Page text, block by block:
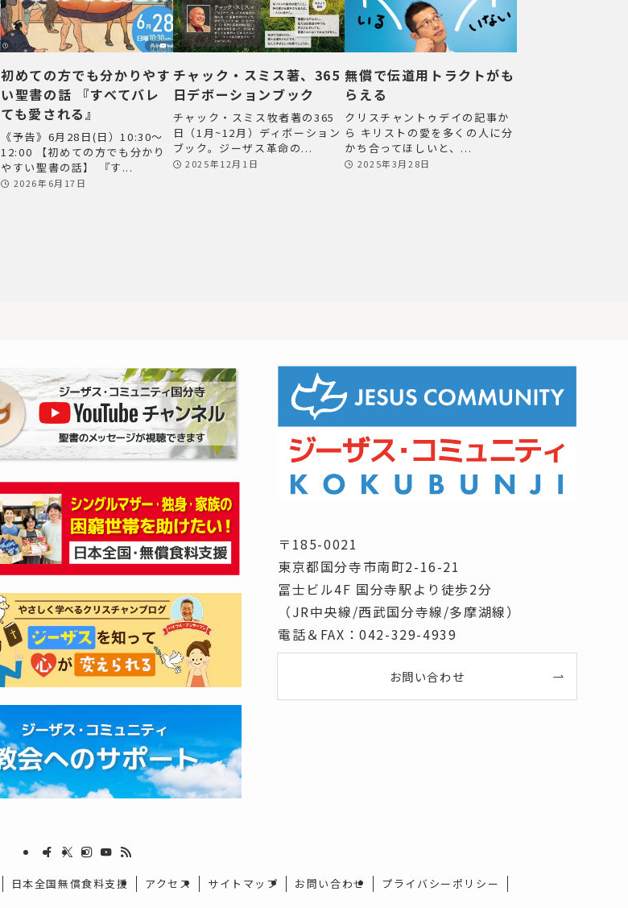
初めての方でも分かりやす
い聖書の話 『すべてバレ
ても愛される』
《予告》6月28日(日）10:30～
12:00 【初めての方でも分かり
やすい聖書の話】 『す...
2026年6月17日
チャック・スミス著、365
日デボーションブック
チャック・スミス牧者著の365
日（1月~12月）ディボーション
ブック。ジーザス革命の...
2025年12月1日
無償で伝道用トラクトがも
らえる
クリスチャントゥデイの記事か
ら キリストの愛を多くの人に分
かち合ってほしいと、...
2025年3月28日
〒185-0021
東京都国分寺市南町2-16-21
冨士ビル4F 国分寺駅より徒歩2分
（JR中央線/西武国分寺線/多摩湖線）
電話＆FAX：042-329-4939
お問い合わせ
日本全国無償食料支援 アクセス サイトマップ お問い合わせ プライバシーポリシー